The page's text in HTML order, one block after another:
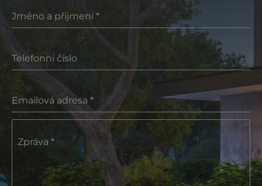
Jméno a příjmení*
Telefonní číslo
Emailová adresa *
Zpráva *